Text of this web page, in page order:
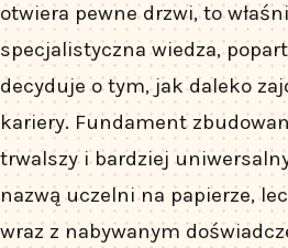
otwiera pewne drzwi, to
specjalistyczna wiedza,
decyduje o tym, jak daleko
kariery. Fundament
trwalszy i bardziej
nazwą uczelni na papierze,
wraz z nabywanym